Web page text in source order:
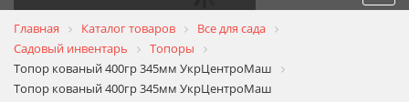
Главная Каталог товаров
Все для сада
Садовый инвентарь
Топоры
Топор кованый 400гр 345мм УкрЦентроМаш
Топор кованый 400гр 345мм УкрЦентроМаш